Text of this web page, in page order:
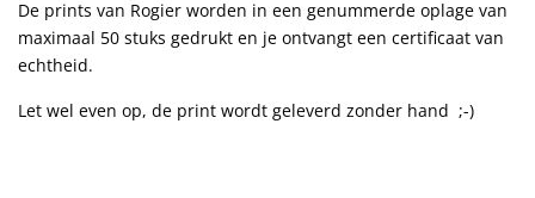
De prints van Rogier worden in een genummerde oplage van
maximaal 50 stuks gedrukt en je ontvangt een certificaat van
echtheid.
Let wel even op, de print wordt geleverd zonder hand ;-)